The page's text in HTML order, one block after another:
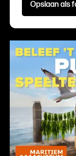
Opslaan als